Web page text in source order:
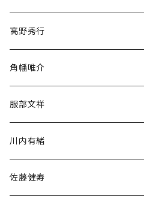
随筆・ノンフィクション・その他
民族・風習
高野秀行
角幡唯介
服部文祥
川内有緒
佐藤健寿